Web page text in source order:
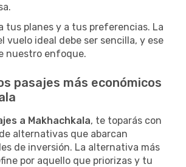
tus planes y a tus preferencias. La
vuelo ideal debe ser sencilla, y ese
nuestro enfoque.
pasajes más económicos
a Makhachkala, te toparás con
alternativas que abarcan
de inversión. La alternativa más
por aquello que priorizas y tu